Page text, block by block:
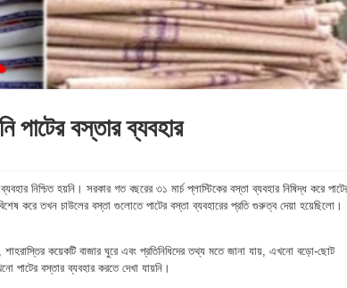
পাটের বস্তার ব্যবহার
নিশ্চিত হয়নি। সরকার গত বছরের ৩১ মার্চ প্লাস্টিকের বস্তা ব্যবহার নিষিদ্ধ করে
করে তখন চাউলের বস্তা গুলোতে পাটের বস্তা ব্যবহারের প্রতি গুরুত্ব দেয়া হয়েছিলো।
কয়েকটি বাজার ঘুরে এবং প্রতিনিধিদের তথ্য মতে জানা যায়, এখনো বড়ো-ছোট
বস্তার ব্যবহার করতে দেখা যায়নি।